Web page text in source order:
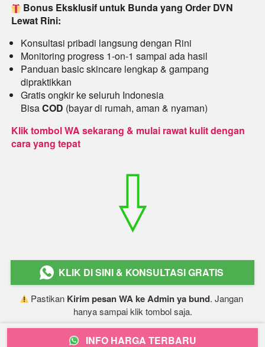
Bonus Eksklusif untuk Bunda yang Order DVN
Lewat Rini:
Konsultasi pribadi langsung dengan Rini
Monitoring progress 1-on-1 sampai ada hasil
Panduan basic skincare lengkap & gampang
dipraktikkan
Gratis ongkir ke seluruh Indonesia
BisaCOD (bayar di rumah, aman & nyaman)
Klik tombol WA sekarang & mulai rawat kulit dengan
cara yang tepat
` KLIK DI SINI & KONSULTASI GRATIS
Pastikan Kirim pesan WA ke Admin ya bund. Jangan
hanya sampai klik tombol saja.﻿
` INFO HARGA TERBARU